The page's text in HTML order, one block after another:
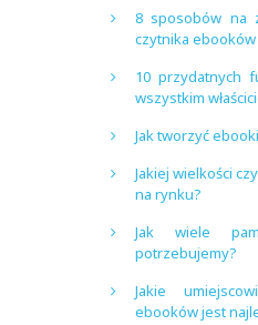
8 sposobów na
czytnika ebooków
10 przydatnych
wszystkim
Jak tworzyć
Jakiej wielkości
na rynku?
Jak wiele
potrzebujemy?
Jakie
ebooków jest